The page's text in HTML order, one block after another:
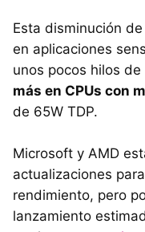
Esta disminución
en aplicaciones
unos pocos hilos de
más en CPUs con
de 65W TDP.
Microsoft y AMD
actualizaciones
rendimiento, pero
lanzamiento